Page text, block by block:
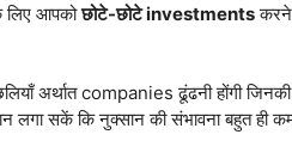
आपकोछोटे-छोटे investmentsकरने
अर्थात companies ढूंढनी होंगी जिनकी
सकें कि नुक्सान की संभावना बहुत ही